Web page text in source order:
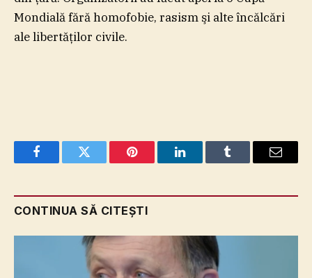
Mondială fără homofobie, rasism şi alte încălcări
ale libertăţilor civile.
FacebookTwitter Pinterest LinkedInTumblr Email
CONTINUA SĂ CITEȘTI